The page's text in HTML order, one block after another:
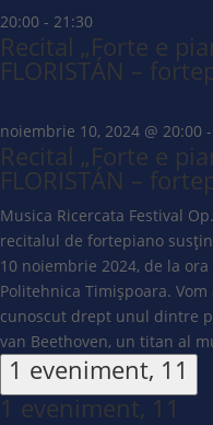
20:00 - 21:30
Recital „Forte e
FLORISTÁN –
noiembrie 10, 2024 @ 20:00 -
Recital „Forte e
FLORISTÁN –
Musica Ricercata Festival
recitalul de fortepiano
10 noiembrie 2024, de la
Politehnica Timișpoara.
cunoscut drept unul dintre
van Beethoven, un titan al
1 eveniment, 11
1 eveniment, 11